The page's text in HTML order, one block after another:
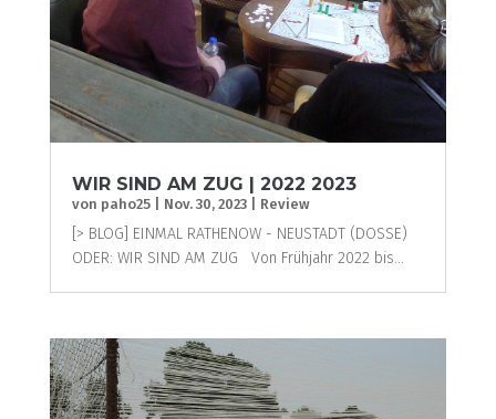
WIR SIND AM ZUG | 2022 2023
von paho25| Nov. 30, 2023| Review
[> BLOG] EINMAL RATHENOW - NEUSTADT (DOSSE)
ODER: WIR SIND AM ZUG Von Frühjahr 2022 bis...